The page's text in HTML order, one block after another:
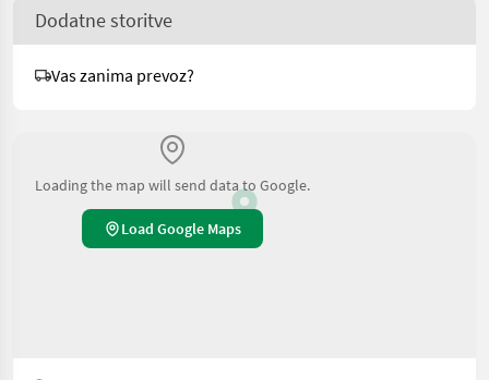
Dodatne storitve
Vas zanima prevoz?
Loading the map will send data to Google.
Load Google Maps